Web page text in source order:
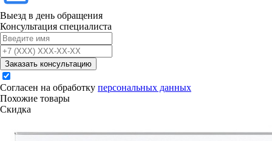
Выезд в день обращения
Консультация специалиста
Заказать консультацию
Согласен на обработку персональных данных
Похожие товары
Скидка